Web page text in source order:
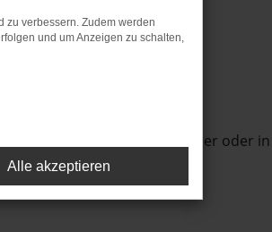
in einem anderen Browser oder
zu verbessern. Zudem werden
und um Anzeigen zu schalten,
Alle akzeptieren